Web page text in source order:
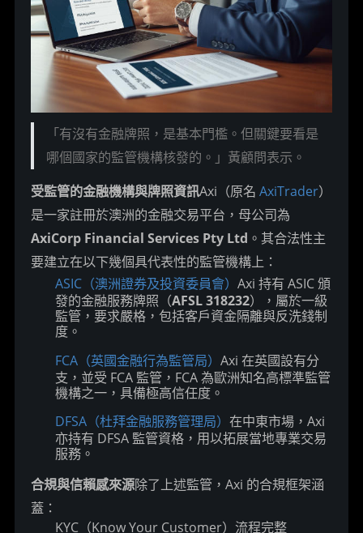
「有沒有金融牌照，是基本門檻。但關鍵要看是
哪個國家的監管機構核發的。」黃顧問表示。
受監管的金融機構與牌照資訊Axi（原名 AxiTrader）
AxiCorp Financial Services Pty Ltd 。其合法性主
要建立在以下幾個具代表性的監管機構上：
ASIC（澳洲證券及投資委員會）Axi 持有 ASIC 頒
發的金融服務牌照（AFSL 318232），屬於一級
監管，要求嚴格，包括客戶資金隔離與反洗錢制
度。
FCA（英國金融行為監管局）Axi 在英國設有分
支，並受 FCA 監管，FCA 為歐洲知名高標準監管
機構之一，具備極高信任度。
DFSA（杜拜金融服務管理局）在中東市場，Axi
亦持有 DFSA 監管資格，用以拓展當地專業交易
服務。
合規與信賴感來源除了上述監管，Axi 的合規框架涵
蓋：
KYC（Know Your Customer）流程完整